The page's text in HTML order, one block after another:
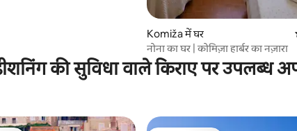
Komiža में घर
नोना का घर | कोमिज़ा हार्बर का नज़ारा
की सुविधा वाले किराए पर उपलब्ध